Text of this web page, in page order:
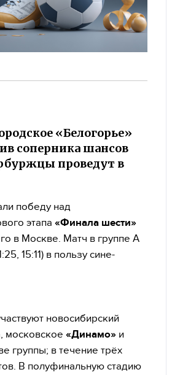
«Белогорье»
соперника шансов
проведут в
победу над
этапа «Финала шести»
в Москве. Матч в группе А
15:11) в пользу сине-
новосибирский
московское «Динамо» и
группы; в течение трёх
В полуфинальную стадию